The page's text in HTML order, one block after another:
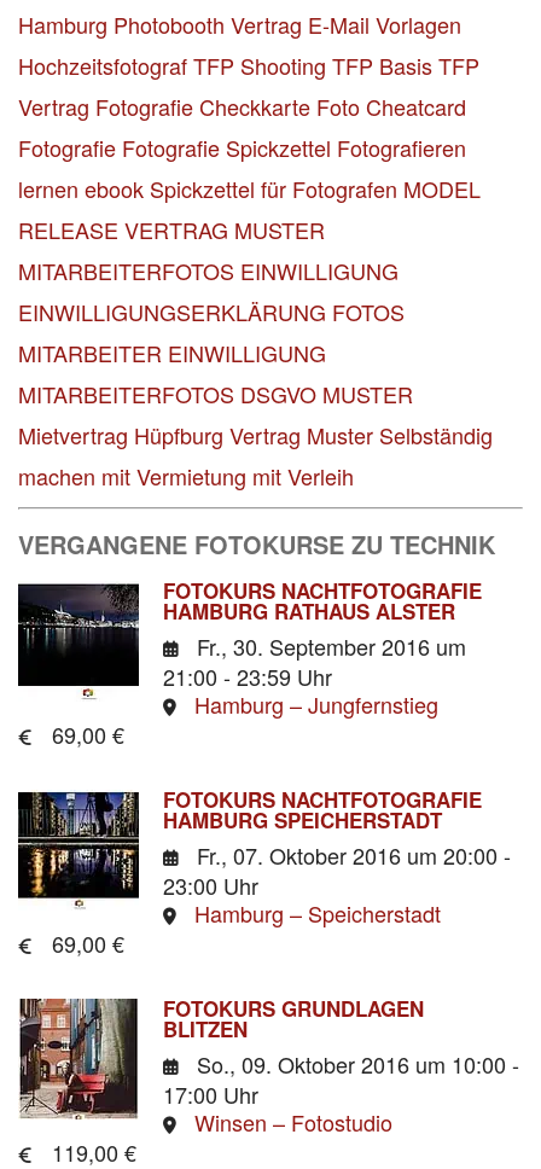
Hamburg Photobooth Vertrag E-Mail Vorlagen
HochzeitsfotografTFP Shooting TFP BasisTFP
Vertrag Fotografie Checkkarte Foto Cheatcard
Fotografie Fotografie Spickzettel Fotografieren
lernen ebook Spickzettel für Fotografen MODEL
RELEASE VERTRAG MUSTER
MITARBEITERFOTOS EINWILLIGUNG
EINWILLIGUNGSERKLÄRUNG FOTOS
MITARBEITER EINWILLIGUNG
MITARBEITERFOTOS DSGVO MUSTER
Mietvertrag Hüpfburg Vertrag Muster Selbständig
machen mit Vermietung mit Verleih
VERGANGENE FOTOKURSE ZU TECHNIK
FOTOKURS NACHTFOTOGRAFIE
HAMBURG RATHAUS ALSTER
Fr., 30. September 2016 um
21:00 - 23:59 Uhr
Hamburg – Jungfernstieg
69,00 €
FOTOKURS NACHTFOTOGRAFIE
HAMBURG SPEICHERSTADT
Fr., 07. Oktober 2016 um 20:00 -
23:00 Uhr
Hamburg – Speicherstadt
69,00 €
FOTOKURS GRUNDLAGEN
BLITZEN
So., 09. Oktober 2016 um 10:00 -
17:00 Uhr
Winsen – Fotostudio
119,00 €